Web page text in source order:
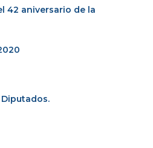
42 aniversario de la